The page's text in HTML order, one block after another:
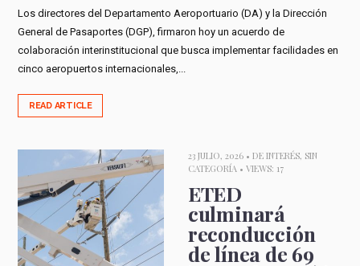
Los directores del Departamento Aeroportuario (DA) y la Dirección
General de Pasaportes (DGP), firmaron hoy un acuerdo de
colaboración interinstitucional que busca implementar facilidades en
cinco aeropuertos internacionales,...
READ ARTICLE
23 JULIO, 2026 • DE INTERÉS, SIN
CATEGORÍA • VIEWS: 17
ETED
culminará
reconducción
de línea de 69